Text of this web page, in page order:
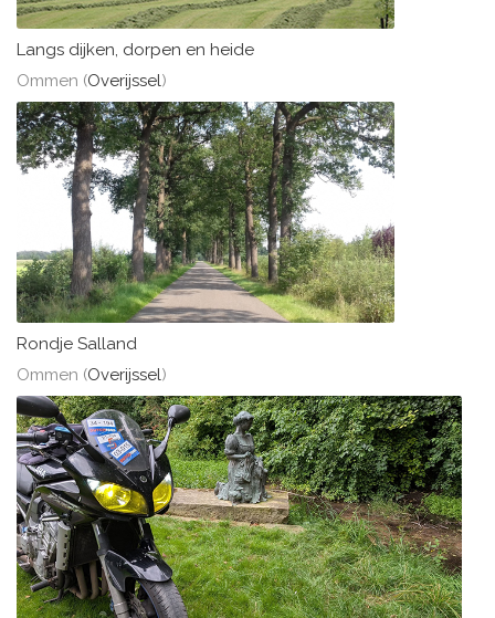
Langs dijken, dorpen en heide
Ommen (Overijssel)
Rondje Salland
Ommen (Overijssel)